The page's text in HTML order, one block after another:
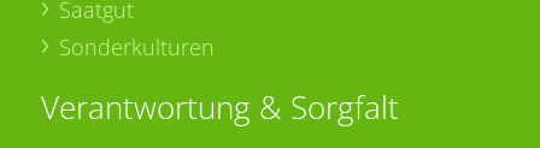
Saatgut
Sonderkulturen
Verantwortung & Sorgfalt